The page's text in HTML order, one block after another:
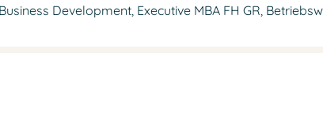
Development, Executive MBA FH GR,